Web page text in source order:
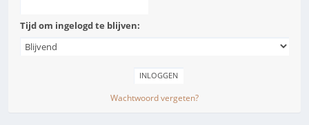
Tijd om ingelogd te blijven:
Wachtwoord vergeten?